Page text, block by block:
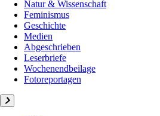
Natur & Wissenschaft
Feminismus
Geschichte
Medien
Abgeschrieben
Leserbriefe
Wochenendbeilage
Fotoreportagen